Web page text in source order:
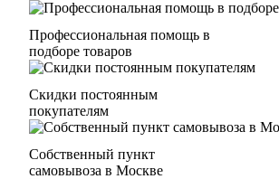
Профессиональная помощь в
подборе товаров
Скидки постоянным
покупателям
Собственный пункт
самовывоза в Москве